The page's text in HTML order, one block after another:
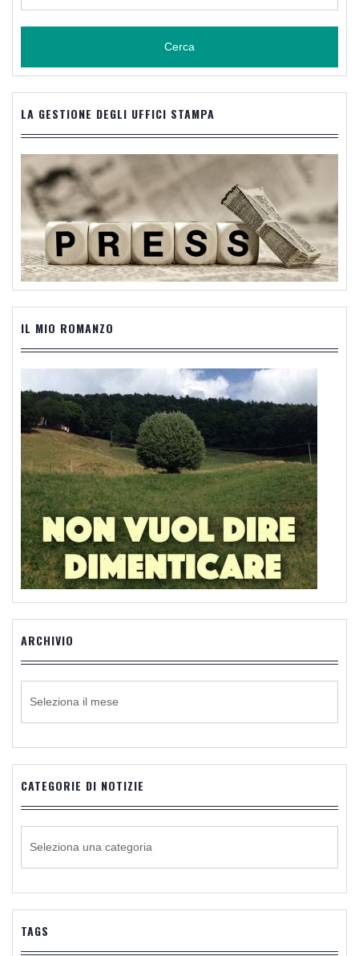
LA GESTIONE DEGLI UFFICI STAMPA
IL MIO ROMANZO
ARCHIVIO
CATEGORIE DI NOTIZIE
NOTIZIE
TAGS